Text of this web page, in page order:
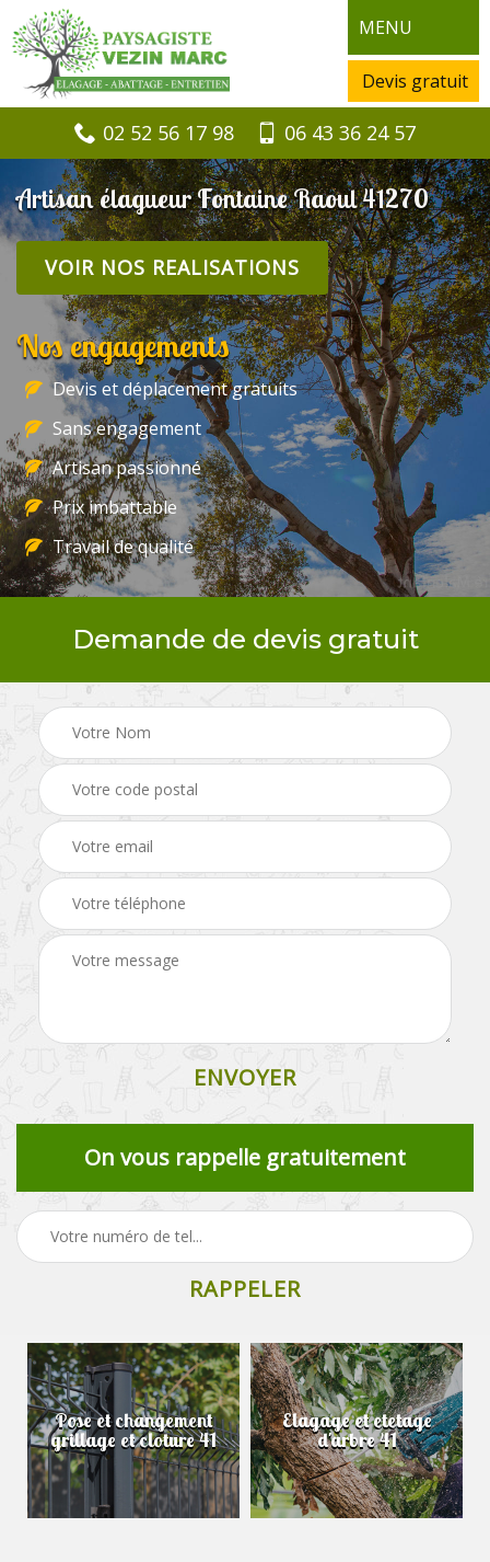
MENU
Devis gratuit
02 52 56 17 98 06 43 36 24 57
Artisan élagueur Fontaine Raoul 41270
VOIR NOS REALISATIONS
Nos engagements
Devis et déplacement gratuits
Sans engagement
Artisan passionné
Prix imbattable
Travail de qualité
Demande de devis gratuit
On vous rappelle gratuitement
Pose et changement
grillage et cloture 41
Elagage et etetage
d'arbre 41